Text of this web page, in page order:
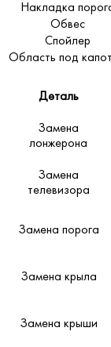
Накладка
Обвес
Спойлер
Область под
Деталь
Замена
лонжерона
Замена
телевизора
Замена порога
Замена крыла
Замена крыши